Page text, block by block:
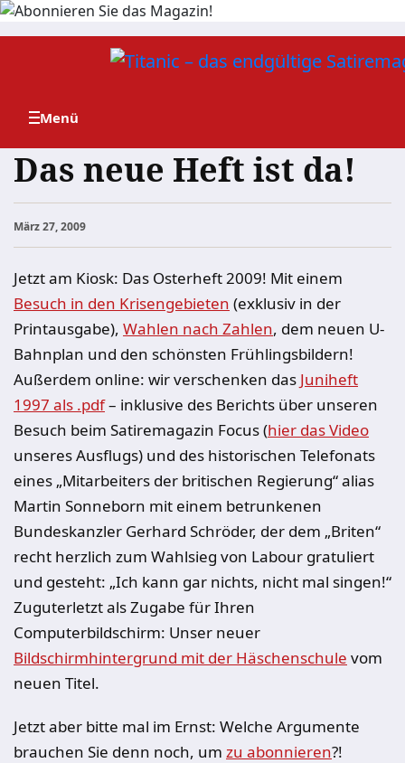
Zum
Das neue Heft ist da!
März 27, 2009
Jetzt am Kiosk: Das Osterheft 2009! Mit einem
Besuch in den Krisengebieten (exklusiv in der
Printausgabe), Wahlen nach Zahlen, dem neuen U-
Bahnplan und den schönsten Frühlingsbildern!
Außerdem online: wir verschenken das Juniheft
1997 als .pdf– inklusive des Berichts über unseren
Besuch beim Satiremagazin Focus (hier das Video
unseres Ausflugs) und des historischen Telefonats
eines „Mitarbeiters der britischen Regierung“ alias
Martin Sonneborn mit einem betrunkenen
Bundeskanzler Gerhard Schröder, der dem „Briten“
recht herzlich zum Wahlsieg von Labour gratuliert
und gesteht: „Ich kann gar nichts, nicht mal singen!“
Zuguterletzt als Zugabe für Ihren
Computerbildschirm: Unser neuer
Bildschirmhintergrund mit der Häschenschule vom
neuen Titel.
Jetzt aber bitte mal im Ernst: Welche Argumente
brauchen Sie denn noch, um zu abonnieren?!